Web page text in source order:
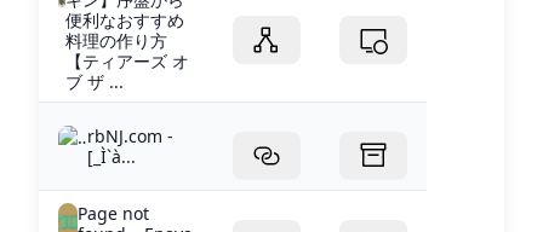
便利なおすすめ
料理の作り方
【ティアーズ オ
ブ ザ ...
rbNJ.com -
[_Ì`à...
Page not